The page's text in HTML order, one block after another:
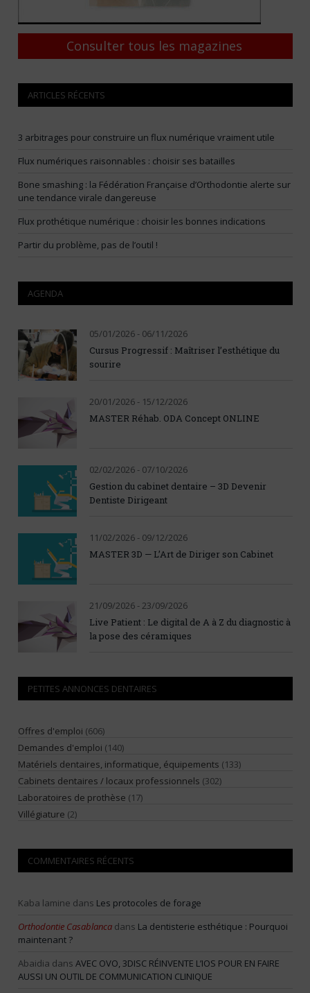
Consulter tous les magazines
ARTICLES RÉCENTS
3 arbitrages pour construire un flux numérique vraiment utile
Flux numériques raisonnables : choisir ses batailles
Bone smashing : la Fédération Française d’Orthodontie alerte sur
une tendance virale dangereuse
Flux prothétique numérique : choisir les bonnes indications
Partir du problème, pas de l’outil !
AGENDA
05/01/2026 - 06/11/2026
Cursus Progressif : Maîtriser l’esthétique du
sourire
20/01/2026 - 15/12/2026
MASTER Réhab. ODA Concept ONLINE
02/02/2026 - 07/10/2026
Gestion du cabinet dentaire – 3D Devenir
Dentiste Dirigeant
11/02/2026 - 09/12/2026
MASTER 3D — L’Art de Diriger son Cabinet
21/09/2026 - 23/09/2026
Live Patient : Le digital de A à Z du diagnostic à
la pose des céramiques
PETITES ANNONCES DENTAIRES
Offres d'emploi (606)
Demandes d'emploi (140)
Matériels dentaires, informatique, équipements (133)
Cabinets dentaires / locaux professionnels (302)
Laboratoires de prothèse (17)
Villégiature (2)
COMMENTAIRES RÉCENTS
Kaba lamine dans Les protocoles de forage
Orthodontie Casablanca dans La dentisterie esthétique : Pourquoi
maintenant ?
Abaidia dans AVEC OVO, 3DISC RÉINVENTE L’IOS POUR EN FAIRE
AUSSI UN OUTIL DE COMMUNICATION CLINIQUE